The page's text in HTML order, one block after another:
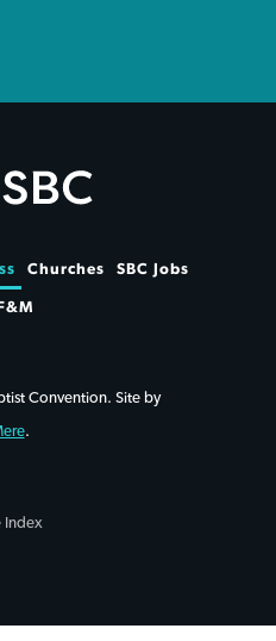
Churches SBC Jobs
Convention. Site by
.
Index